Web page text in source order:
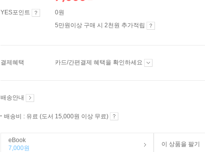
YES포인트
0원
5만원이상 구매 시 2천원 추가적립
결제혜택 카드/간편결제 혜택을 확인하세요
배송안내
배송비 : 유료 (도서 15,000원 이상 무료)
eBook
7,000원
이 상품을 팔기